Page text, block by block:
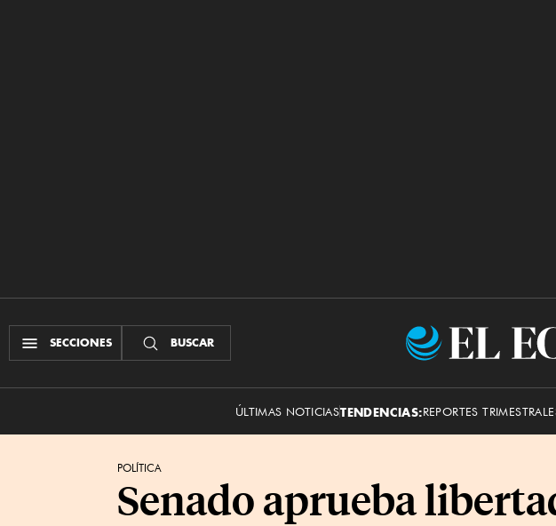
SECCIONES BUSCAR
ÚLTIMAS NOTICIASTENDENCIAS:REPORTES
POLÍTICA
Senado aprueba